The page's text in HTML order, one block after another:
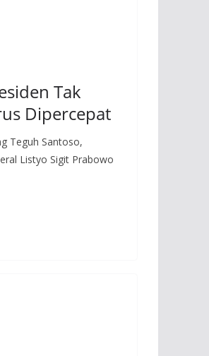
Tak
Dipercepat
Teguh Santoso,
Listyo Sigit Prabowo